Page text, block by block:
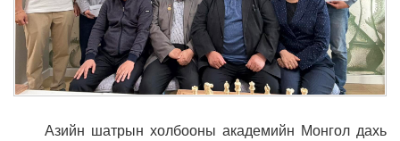
Азийн шатрын холбооны академийн Монгол дахь